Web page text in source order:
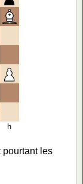
h
pourtant les